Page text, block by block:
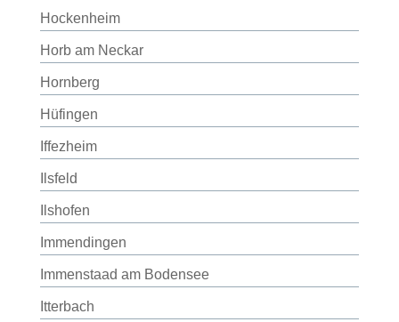
Hockenheim
Horb am Neckar
Hornberg
Hüfingen
Iffezheim
Ilsfeld
Ilshofen
Immendingen
Immenstaad am Bodensee
Itterbach